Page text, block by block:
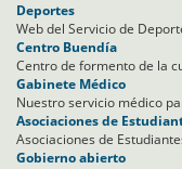
Deportes
Web del Servicio de
Centro Buendía
Centro de formento de la
Gabinete Médico
Nuestro servicio médico
Asociaciones de
Asociaciones de
Gobierno abierto